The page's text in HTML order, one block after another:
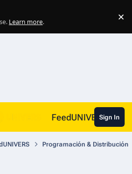
Learn more. ×
FeedUNIVERSSign In
Programación & Distribución